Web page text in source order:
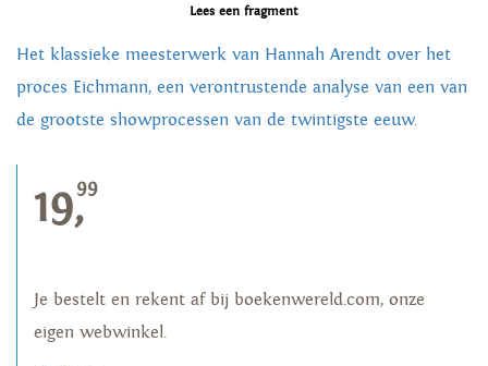
Lees een fragment
Het klassieke meesterwerk van Hannah Arendt over het
proces Eichmann, een verontrustende analyse van een van
de grootste showprocessen van de twintigste eeuw.
19,99
Je bestelt en rekent af bij boekenwereld.com, onze
eigen webwinkel.